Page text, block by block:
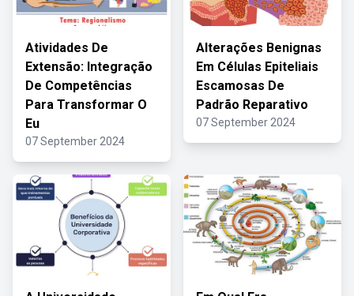
Atividades De
Extensão: Integração
De Competências
Para Transformar O
Eu
07 September 2024
Alterações Benignas
Em Células Epiteliais
Escamosas De
Padrão Reparativo
07 September 2024